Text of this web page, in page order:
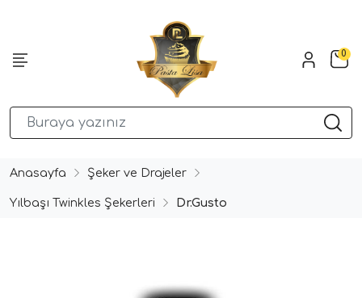
0
Anasayfa Şeker ve Drajeler
Yılbaşı Twinkles Şekerleri Dr.Gusto